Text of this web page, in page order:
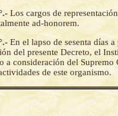
Los cargos de
ad-honorem.
En el lapso de sesenta días
del presente Decreto, el
a consideración del Supremo
de este organismo.